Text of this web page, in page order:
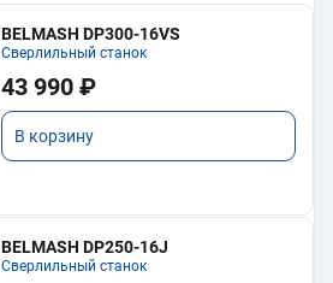
BELMASH DP300-16VS
Сверлильный станок
43 990 ₽
В корзину
BELMASH DP250-16J
Сверлильный станок